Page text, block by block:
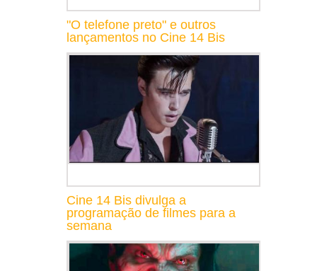
"O telefone preto" e outros
lançamentos no Cine 14 Bis
Cine 14 Bis divulga a
programação de filmes para a
semana